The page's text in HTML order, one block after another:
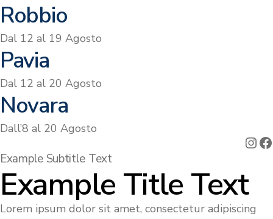
Robbio
Dal 12 al 19 Agosto
Pavia
Dal 12 al 20 Agosto
Novara
Dall’8 al 20 Agosto
Example Subtitle Text
Example Title Text
Lorem ipsum dolor sit amet, consectetur adipiscing